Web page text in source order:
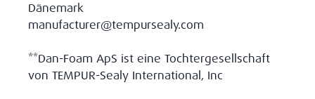
Dänemark
manufacturer@tempursealy.com
**Dan-Foam ApS ist eine Tochtergesellschaft
von TEMPUR-Sealy International, Inc